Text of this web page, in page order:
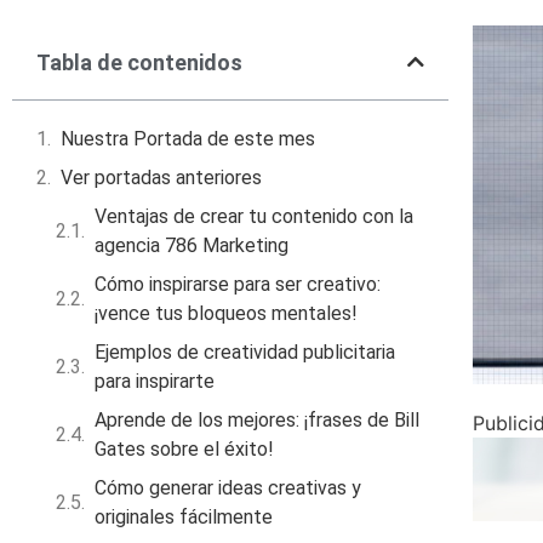
Tabla de contenidos
Nuestra Portada de este mes
Ver portadas anteriores
Ventajas de crear tu contenido con la
agencia 786 Marketing
Cómo inspirarse para ser creativo:
¡vence tus bloqueos mentales!
Ejemplos de creatividad publicitaria
para inspirarte
Aprende de los mejores: ¡frases de Bill
Gates sobre el éxito!
Cómo generar ideas creativas y
originales fácilmente